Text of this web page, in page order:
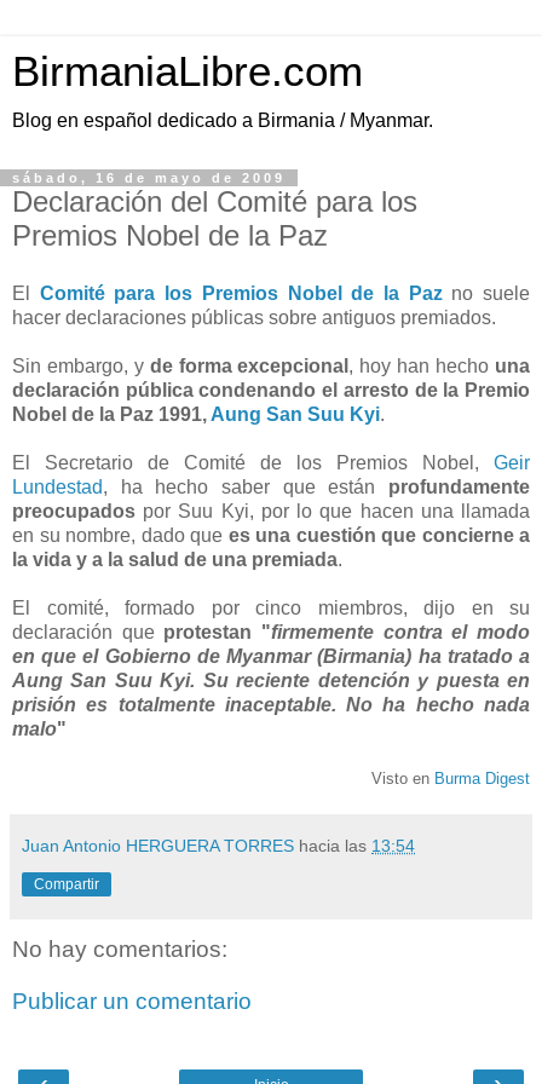
BirmaniaLibre.com
Blog en español dedicado a Birmania / Myanmar.
sábado, 16 de mayo de 2009
Declaración del Comité para los
Premios Nobel de la Paz
El Comité para los Premios Nobel de la Paz no suele
hacer declaraciones públicas sobre antiguos premiados.
Sin embargo, y de forma excepcional , hoy han hecho una
declaración pública condenando el arresto de la Premio
Nobel de la Paz 1991, Aung San Suu Kyi.
El Secretario de Comité de los Premios Nobel, Geir
Lundestad, ha hecho saber que están profundamente
preocupados por Suu Kyi, por lo que hacen una llamada
en su nombre, dado que es una cuestión que concierne a
la vida y a la salud de una premiada.
El comité, formado por cinco miembros, dijo en su
declaración que protestan "firmemente contra el modo
en que el Gobierno de Myanmar (Birmania) ha tratado a
Aung San Suu Kyi. Su reciente detención y puesta en
prisión es totalmente inaceptable. No ha hecho nada
malo"
Visto en Burma Digest
Juan Antonio HERGUERA TORRES hacia las 13:54
Compartir
No hay comentarios:
Publicar un comentario